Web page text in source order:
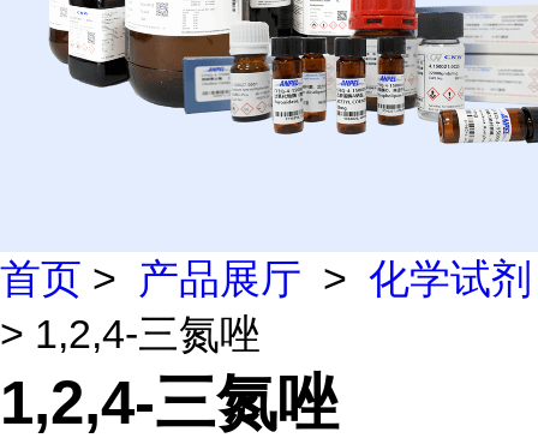
首页 > 产品展厅 > 化学试剂
> 1,2,4-三氮唑
1,2,4-三氮唑